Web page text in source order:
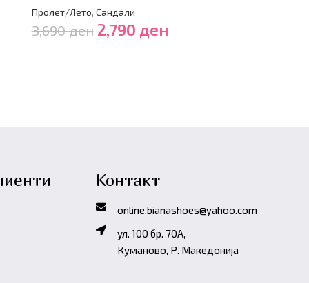
Пролет/Лето, Сандали
3,690ден 2,790 ден
Контакт
online.bianashoes@yahoo.com
ул. 100 бр. 70A,
Куманово, Р. Македонија